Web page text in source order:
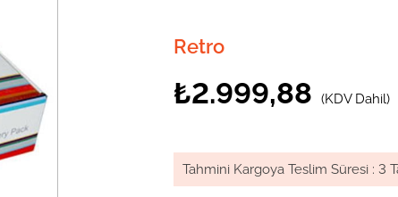
Retro
₺2.999,88 (KDV Dahil)
Tahmini Kargoya Teslim Süresi : 3